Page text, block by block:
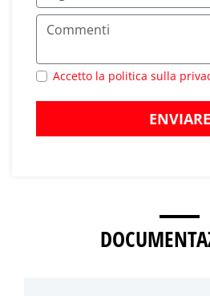
Accetto la politica sulla
ENVIARE